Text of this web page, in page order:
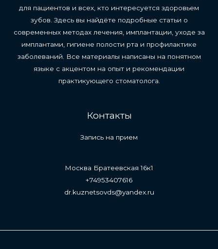
для пациентов и всех, кто интересуется здоровьем
зубов. Здесь вы найдёте подробные статьи о
современных методах лечения, имплантации, уходе за
имплантами, гигиене полости рта и профилактике
заболеваний. Все материалы написаны на понятном
языке с акцентом на опыт и рекомендации
практикующего стоматолога.
Контакты
Запись на прием
Москва Братеевская 16к1
+74953407616
dr.kuznetsovds@yandex.ru